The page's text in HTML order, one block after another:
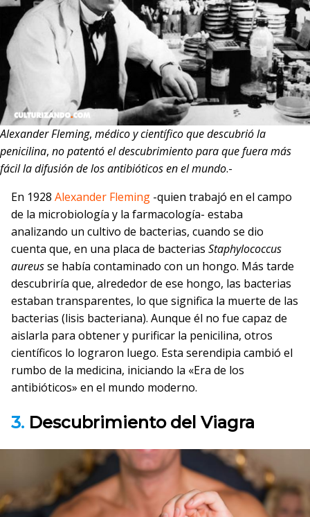
Alexander Fleming, médico y científico que descubrió la
penicilina, no patentó el descubrimiento para que fuera más
fácil la difusión de los antibióticos en el mundo.-
En 1928 Alexander Fleming -quien trabajó en el campo
de la microbiología y la farmacología- estaba
analizando un cultivo de bacterias, cuando se dio
cuenta que, en una placa de bacterias Staphylococcus
aureusse había contaminado con un hongo. Más tarde
descubriría que, alrededor de ese hongo, las bacterias
estaban transparentes, lo que significa la muerte de las
bacterias (lisis bacteriana). Aunque él no fue capaz de
aislarla para obtener y purificar la penicilina, otros
científicos lo lograron luego. Esta serendipia cambió el
rumbo de la medicina, iniciando la «Era de los
antibióticos» en el mundo moderno.
3. Descubrimiento del Viagra